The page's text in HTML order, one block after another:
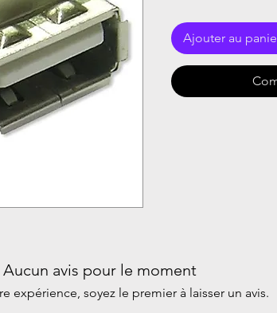
Ajouter au
Aucun avis pour le moment
expérience, soyez le premier à laisser un avis.